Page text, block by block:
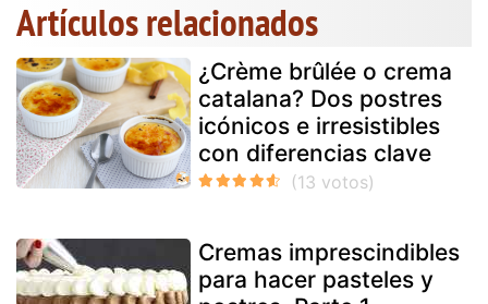
Artículos relacionados
¿Crème brûlée o crema
catalana? Dos postres
icónicos e irresistibles
con diferencias clave
Cremas imprescindibles
para hacer pasteles y